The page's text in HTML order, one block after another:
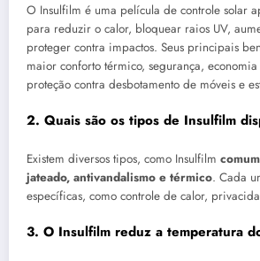
O Insulfilm é uma película de controle solar
para reduzir o calor, bloquear raios UV,
proteger contra impactos. Seus principais
maior conforto térmico, segurança,
proteção contra desbotamento de móveis e
2. Quais são os tipos de Insulfilm
Existem diversos tipos, como Insulfilm
jateado, antivandalismo e térmico. Cada
específicas, como controle de calor,
3. O Insulfilm reduz a temperatura